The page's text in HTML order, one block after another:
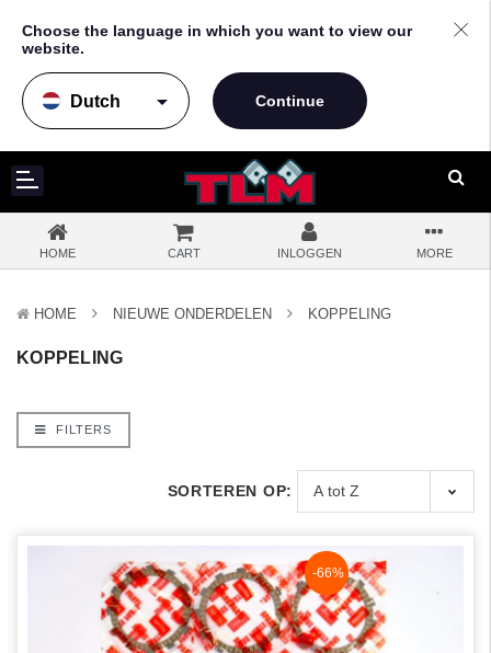
Choose the language in which you want to view our
website.
arrow_drop_down
HOME CART INLOGGEN MORE
HOME NIEUWE ONDERDELEN KOPPELING
KOPPELING
FILTERS
SORTEREN OP:
NaN%
-66%